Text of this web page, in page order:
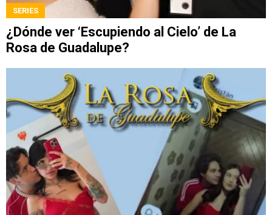
SERIES
¿Dónde ver ‘Escupiendo al Cielo’ de La
Rosa de Guadalupe?